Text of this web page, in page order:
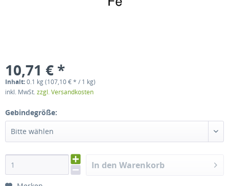
10,71 € *
Inhalt:0.1 kg (107,10 € * / 1 kg)
inkl. MwSt.zzgl. Versandkosten
Gebindegröße:
Bitte wählen
In den Warenkorb